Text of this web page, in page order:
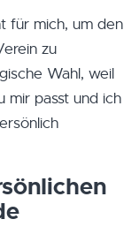
für mich, um den
zu
Wahl, weil
mir passt und ich